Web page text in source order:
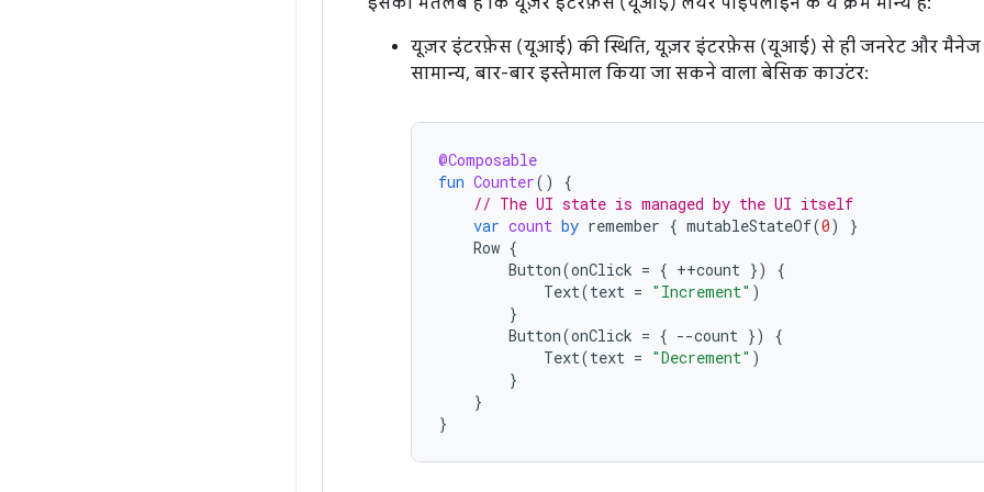
यूज़र इंटरफ़ेस (यूआई) की स्थिति, यूज़र इंटरफ़ेस (यूआई) से ही जनरेट और मैनेज
सामान्य, बार-बार इस्तेमाल किया जा सकने वाला बेसिक काउंटर:
@Composable
fun Counter()
{
// The UI state is managed by the UI itself
var count by remember { mutableStateOf(0)
}
Row {
Button(onClick = { ++count })
{
Text(text = "Increment" )
}
Button(onClick = { --count })
{
Text(text = "Decrement" )
}
}
}